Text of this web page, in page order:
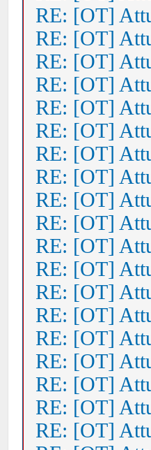
RE: [OT]
RE: [OT]
RE: [OT]
RE: [OT]
RE: [OT]
RE: [OT]
RE: [OT]
RE: [OT]
RE: [OT]
RE: [OT]
RE: [OT]
RE: [OT]
RE: [OT]
RE: [OT]
RE: [OT]
RE: [OT]
RE: [OT]
RE: [OT]
RE: [OT]